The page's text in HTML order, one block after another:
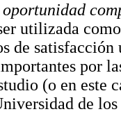
utilizada
de satisfacción
por
(o en este
de